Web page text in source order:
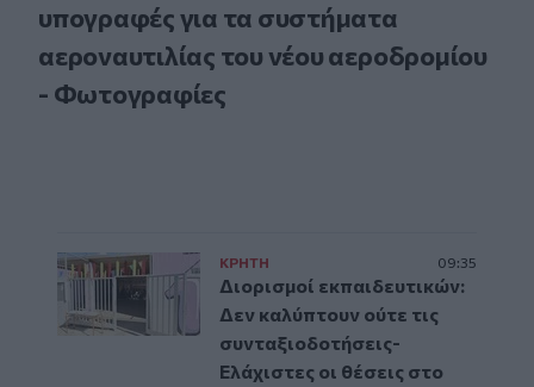
υπογραφές για τα συστήματα
αεροναυτιλίας του νέου αεροδρομίου
- Φωτογραφίες
ΚΡΗΤΗ 09:35
Διορισμοί εκπαιδευτικών:
Δεν καλύπτουν ούτε τις
συνταξιοδοτήσεις-
Ελάχιστες οι θέσεις στο